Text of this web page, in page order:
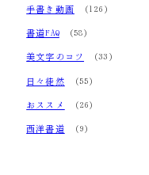
手書き動画 (126)
書道FAQ(58)
美文字のコツ (33)
日々徒然 (55)
おススメ (26)
西洋書道 (9)